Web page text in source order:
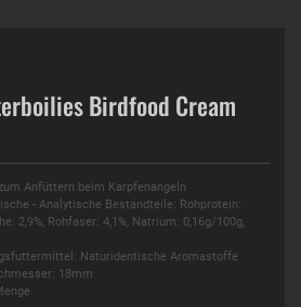
Birdfood Cream
Anfüttern beim Karpfenangeln
- Analytische Bestandteile: Rohprotein:
2,9%, Rohfaser: 4,1%, Natrium: 0,16g/100g,
Naturidentische Aromastoffe
18mm